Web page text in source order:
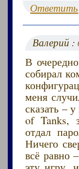
Ответить
Валерий :
В
собирал
меня
сказать –
of Tanks,
отдал
Ничего
всё равно